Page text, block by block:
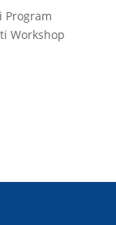
Program
Workshop